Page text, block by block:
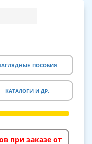
ПОСОБИЯ
КАТАЛОГИ И ДР.
при заказе от